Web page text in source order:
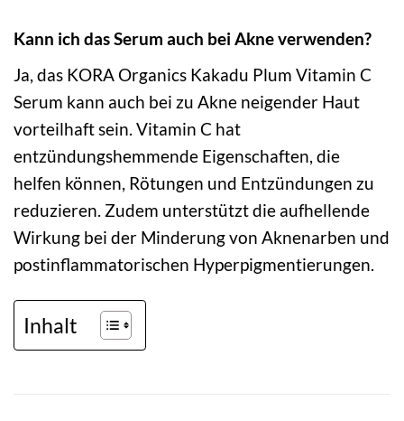
Kann ich das Serum auch bei Akne verwenden?
Ja, das KORA Organics Kakadu Plum Vitamin C
Serum kann auch bei zu Akne neigender Haut
vorteilhaft sein. Vitamin C hat
entzündungshemmende Eigenschaften, die
helfen können, Rötungen und Entzündungen zu
reduzieren. Zudem unterstützt die aufhellende
Wirkung bei der Minderung von Aknenarben und
postinflammatorischen Hyperpigmentierungen.
Inhalt